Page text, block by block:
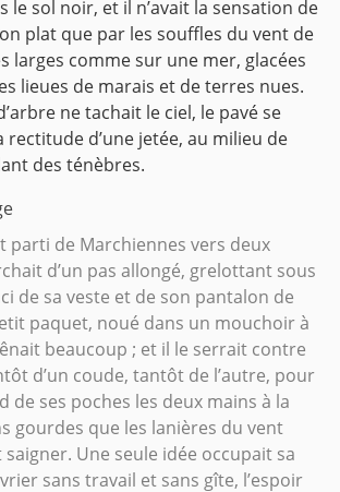
le sol noir, et il n’avait la sensation de
plat que par les souffles du vent de
larges comme sur une mer, glacées
lieues de marais et de terres nues.
ne tachait le ciel, le pavé se
rectitude d’une jetée, au milieu de
des ténèbres.
parti de Marchiennes vers deux
d’un pas allongé, grelottant sous
de sa veste et de son pantalon de
paquet, noué dans un mouchoir à
beaucoup ; et il le serrait contre
d’un coude, tantôt de l’autre, pour
de ses poches les deux mains à la
gourdes que les lanières du vent
saigner. Une seule idée occupait sa
sans travail et sans gîte, l’espoir